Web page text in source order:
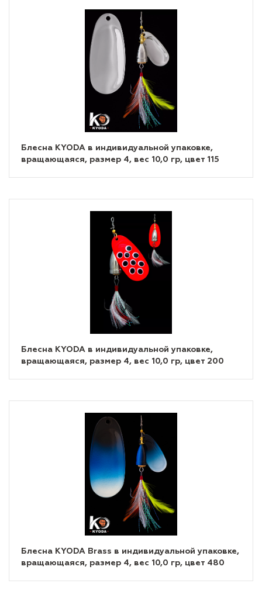
Блесна KYODA в индивидуальной упаковке,
вращающаяся, размер 4, вес 10,0 гр, цвет 115
Блесна KYODA в индивидуальной упаковке,
вращающаяся, размер 4, вес 10,0 гр, цвет 200
Блесна KYODA Brass в индивидуальной упаковке,
вращающаяся, размер 4, вес 10,0 гр, цвет 480